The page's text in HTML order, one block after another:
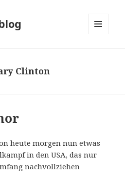
Clinton
heute morgen nun etwas
in den USA, das nur
nachvollziehen